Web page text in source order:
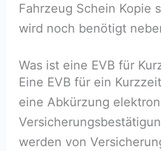
Fahrzeug Schein Kopie
wird noch benötigt
Was ist eine EVB für
Eine EVB für ein
eine Abkürzung
werden von